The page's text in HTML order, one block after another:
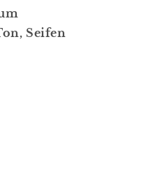
Seifen